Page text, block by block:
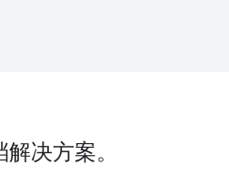
决方案。